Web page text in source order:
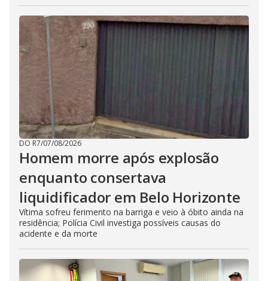
DO R7/07/08/2026
Homem morre após explosão
enquanto consertava
liquidificador em Belo Horizonte
Vítima sofreu ferimento na barriga e veio à óbito ainda na
residência; Polícia Civil investiga possíveis causas do
acidente e da morte